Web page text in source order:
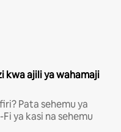
kwa ajili ya wahamaji
Pata sehemu ya
ya kasi na sehemu